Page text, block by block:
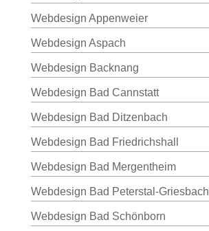
Webdesign Appenweier
Webdesign Aspach
Webdesign Backnang
Webdesign Bad Cannstatt
Webdesign Bad Ditzenbach
Webdesign Bad Friedrichshall
Webdesign Bad Mergentheim
Webdesign Bad Peterstal-Griesbach
Webdesign Bad Schönborn